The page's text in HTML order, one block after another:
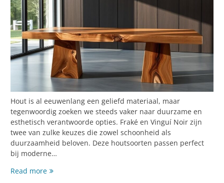
Hout is al eeuwenlang een geliefd materiaal, maar
tegenwoordig zoeken we steeds vaker naar duurzame en
esthetisch verantwoorde opties. Fraké en Vinguí Noir zijn
twee van zulke keuzes die zowel schoonheid als
duurzaamheid beloven. Deze houtsoorten passen perfect
bij moderne…
Read moreFraké